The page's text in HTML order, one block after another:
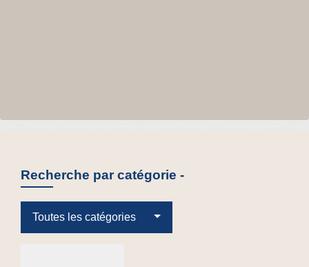
Recherche par catégorie -
Toutes les catégories